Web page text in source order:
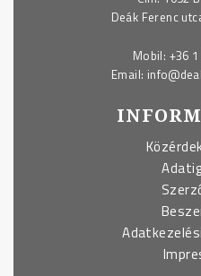
Deák Ferenc
Mobil: +36
Email: